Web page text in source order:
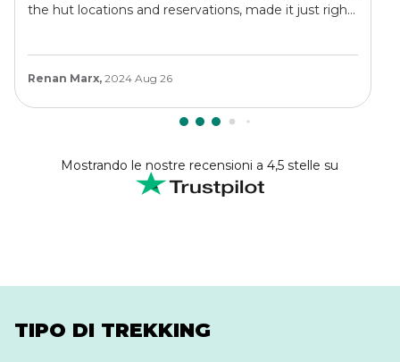
the hut locations and reservations, made it just right,
Renan Marx, 2024 Aug 26
Mostrando le nostre recensioni a 4,5 stelle su
TIPO DI TREKKING